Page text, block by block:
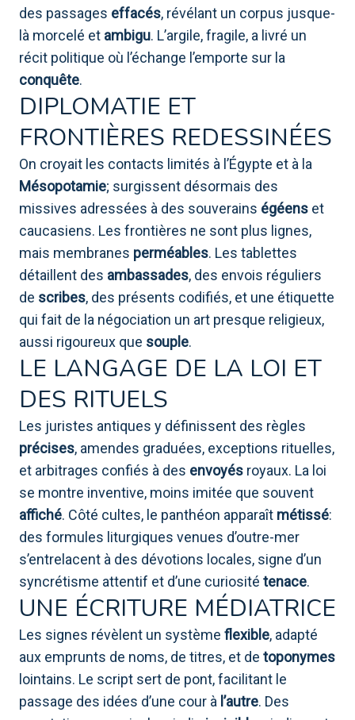
des passages effacés, révélant un corpus jusque-
là morcelé et ambigu. L’argile, fragile, a livré un
récit politique où l’échange l’emporte sur la
conquête.
DIPLOMATIE ET
FRONTIÈRES REDESSINÉES
On croyait les contacts limités à l’Égypte et à la
Mésopotamie; surgissent désormais des
missives adressées à des souverains égéens et
caucasiens. Les frontières ne sont plus lignes,
mais membranes perméables. Les tablettes
détaillent des ambassades, des envois réguliers
de scribes, des présents codifiés, et une étiquette
qui fait de la négociation un art presque religieux,
aussi rigoureux que souple.
LE LANGAGE DE LA LOI ET
DES RITUELS
Les juristes antiques y définissent des règles
précises, amendes graduées, exceptions rituelles,
et arbitrages confiés à des envoyés royaux. La loi
se montre inventive, moins imitée que souvent
affiché. Côté cultes, le panthéon apparaît métissé:
des formules liturgiques venues d’outre-mer
s’entrelacent à des dévotions locales, signe d’un
syncrétisme attentif et d’une curiosité tenace.
UNE ÉCRITURE MÉDIATRICE
Les signes révèlent un système flexible, adapté
aux emprunts de noms, de titres, et de toponymes
lointains. Le script sert de pont, facilitant le
passage des idées d’une cour à l’autre. Des